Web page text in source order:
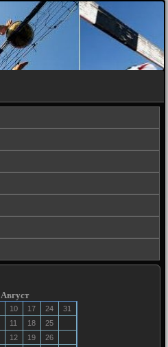
Август
10 17 24
31
11 18
25
12 19
26